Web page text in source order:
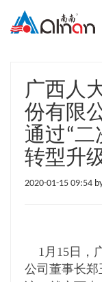
广西人
份有限
通过“二
转型升
2020-01-15 09:54
1月 15 日，
公司董事长